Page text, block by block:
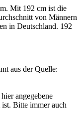
Mit 192 cm ist die
von Männern
in Deutschland. 192
aus der Quelle:
angegebene
Bitte immer auch